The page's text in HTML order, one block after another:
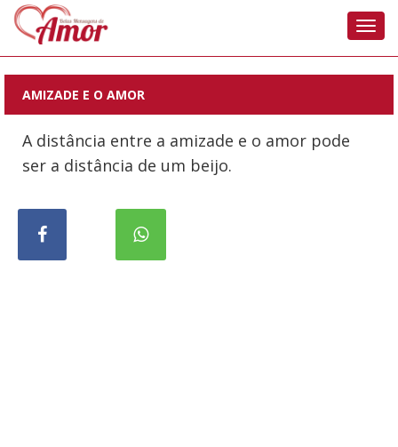
AMIZADE E O AMOR
A distância entre a amizade e o amor pode
ser a distância de um beijo.